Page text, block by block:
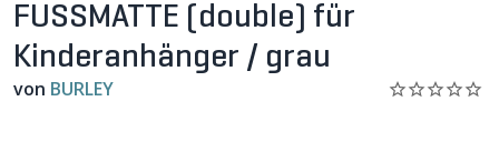
FUSSMATTE (double) für
Kinderanhänger / grau
von BURLEY